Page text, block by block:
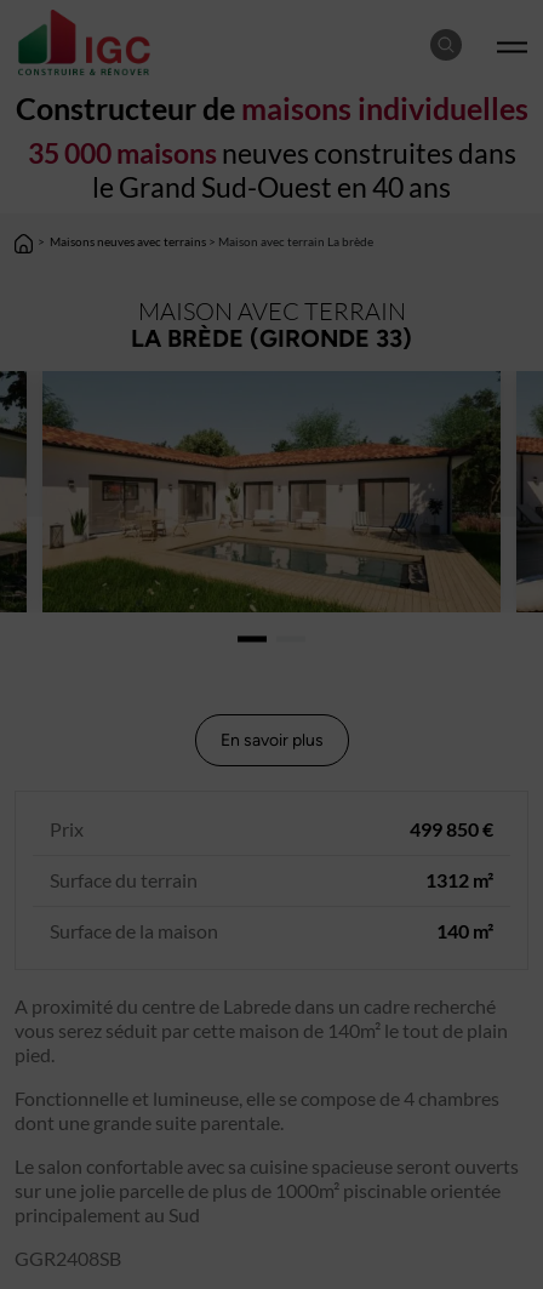
Constructeur de maisons individuelles
35 000 maisons neuves construites dans
le Grand Sud-Ouest en 40 ans
> Maisons neuves avec terrains > Maison avec terrain La brède
MAISON AVEC TERRAIN
LA BRÈDE (GIRONDE 33)
En savoir plus
Prix 499 850 €
Surface du terrain 1312 m²
Surface de la maison 140 m²
A proximité du centre de Labrede dans un cadre recherché
vous serez séduit par cette maison de 140m² le tout de plain
pied.
Fonctionnelle et lumineuse, elle se compose de 4 chambres
dont une grande suite parentale.
Le salon confortable avec sa cuisine spacieuse seront ouverts
sur une jolie parcelle de plus de 1000m² piscinable orientée
principalement au Sud
GGR2408SB